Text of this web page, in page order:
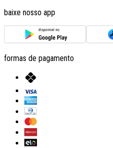
baixe nosso app
formas de pagamento